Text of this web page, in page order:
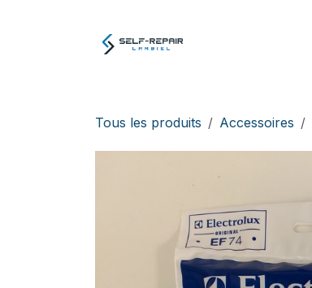
Tous les produits Accessoires